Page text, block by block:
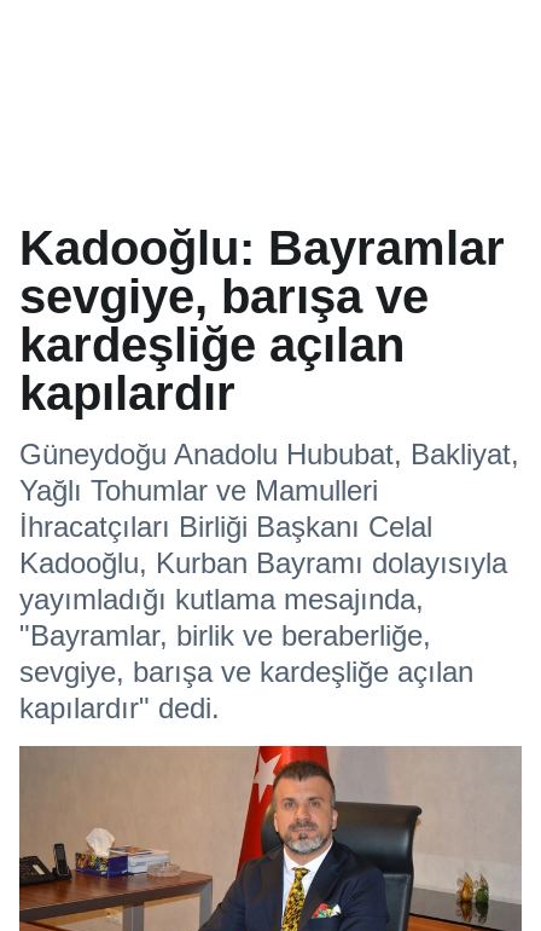
Kadooğlu: Bayramlar
sevgiye, barışa ve
kardeşliğe açılan
kapılardır
Güneydoğu Anadolu Hububat, Bakliyat,
Yağlı Tohumlar ve Mamulleri
İhracatçıları Birliği Başkanı Celal
Kadooğlu, Kurban Bayramı dolayısıyla
yayımladığı kutlama mesajında,
"Bayramlar, birlik ve beraberliğe,
sevgiye, barışa ve kardeşliğe açılan
kapılardır" dedi.